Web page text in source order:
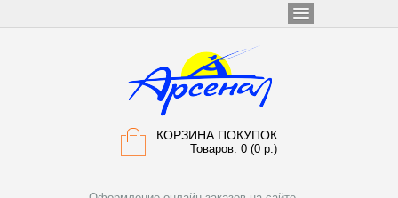
КОРЗИНА ПОКУПОК
Товаров: 0 (0 р.)